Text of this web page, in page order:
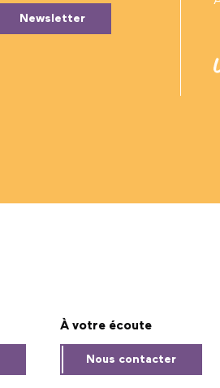
Newsletter
À votre écoute
Nous contacter